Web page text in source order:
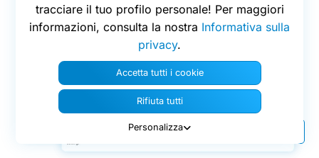
tracciare il tuo profilo personale! Per maggiori
informazioni, consulta la nostra Informativa sulla
privacy.
Accetta tutti i cookie
Rifiuta tutti
Personalizza